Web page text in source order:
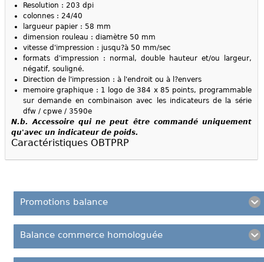
Resolution : 203 dpi
colonnes : 24/40
largueur papier : 58 mm
dimension rouleau : diamètre 50 mm
vitesse d'impression : jusqu?à 50 mm/sec
formats d'impression : normal, double hauteur et/ou largeur,
négatif, souligné.
Direction de l'impression : à l'endroit ou à l?envers
memoire graphique : 1 logo de 384 x 85 points, programmable
sur demande en combinaison avec les indicateurs de la série
dfw / cpwe / 3590e
N.b. Accessoire qui ne peut être commandé uniquement
qu'avec un indicateur de poids.
Caractéristiques OBTPRP
Promotions balance
Balance commerce homologuée